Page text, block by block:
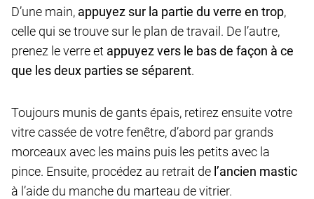
D’une main, appuyez sur la partie du verre en trop,
celle qui se trouve sur le plan de travail. De l’autre,
prenez le verre et appuyez vers le bas de façon à ce
que les deux parties se séparent.
Toujours munis de gants épais, retirez ensuite votre
vitre cassée de votre fenêtre, d’abord par grands
morceaux avec les mains puis les petits avec la
pince. Ensuite, procédez au retrait de l’ancien mastic
à l’aide du manche du marteau de vitrier.